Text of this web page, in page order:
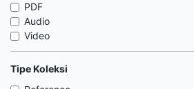
PDF
Audio
Video
Tipe Koleksi